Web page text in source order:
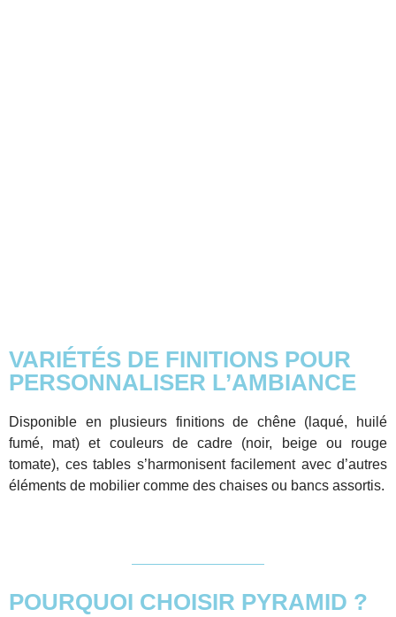
VARIÉTÉS DE FINITIONS POUR
PERSONNALISER L’AMBIANCE
Disponible en plusieurs finitions de chêne (laqué, huilé
fumé, mat) et couleurs de cadre (noir, beige ou rouge
tomate), ces tables s’harmonisent facilement avec d’autres
éléments de mobilier comme des chaises ou bancs assortis.
POURQUOI CHOISIR PYRAMID ?